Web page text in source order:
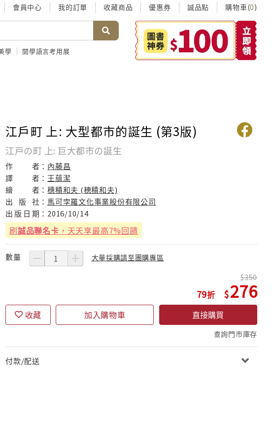
會員中心 我的訂單 收藏商品 優惠券 誠品點 購物車(0)
學 開學語言考用展
江戶町 上: 大型都市的誕生 (第3版)
江戸の町 上: 巨大都市の誕生
作 者： 內藤昌
譯
者： 王蘊潔
繪
者：穗積和夫 (穂積和夫)
出
版 社： 馬可孛羅文化事業股份有限公司
出 版 日 期： 2016/10/14
刷誠品聯名卡 ，天天享最高7%回饋
數量 大量採購請至團購專區
79
350
276
收藏 加入購物車 直接購買
查詢門市庫存
付款/配送